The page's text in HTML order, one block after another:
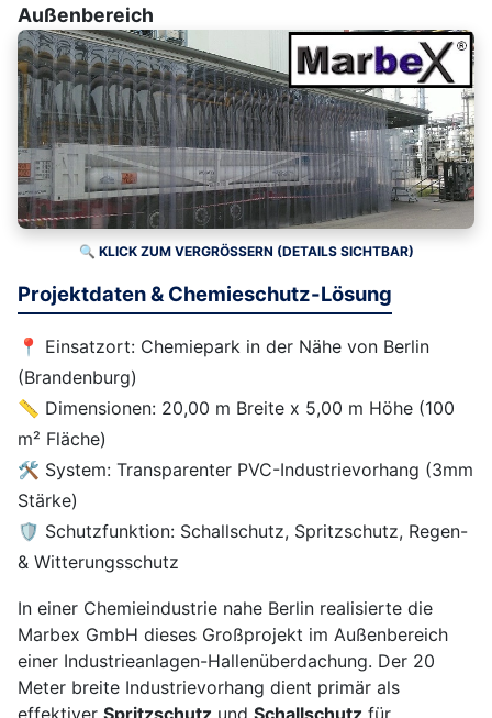
Außenbereich
🔍 KLICK ZUM VERGRÖSSERN (DETAILS SICHTBAR)
Projektdaten & Chemieschutz-Lösung
📍 Einsatzort: Chemiepark in der Nähe von Berlin
(Brandenburg)
📏 Dimensionen: 20,00 m Breite x 5,00 m Höhe (100
m² Fläche)
🛠️ System: Transparenter PVC-Industrievorhang (3mm
Stärke)
🛡️ Schutzfunktion: Schallschutz, Spritzschutz, Regen-
& Witterungsschutz
In einer Chemieindustrie nahe Berlin realisierte die
Marbex GmbH dieses Großprojekt im Außenbereich
einer Industrieanlagen-Hallenüberdachung. Der 20
Meter breite Industrievorhang dient primär als